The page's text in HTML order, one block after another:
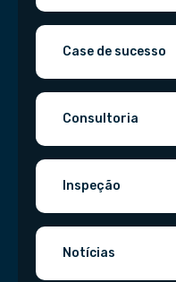
Case de sucesso
Consultoria
Inspeção
Notícias